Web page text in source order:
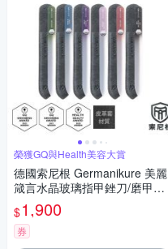
榮獲GQ與Health美容大賞
德國索尼根 Germanikure 美麗
箴言水晶玻璃指甲銼刀/磨甲棒
六件組
$1,900
券